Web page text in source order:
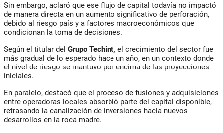
Sin embargo, aclaró que ese flujo de capital todavía no impactó
de manera directa en un aumento significativo de perforación,
debido al riesgo país y a factores macroeconómicos que
condicionan la toma de decisiones.
Según el titular del Grupo Techint, el crecimiento del sector fue
más gradual de lo esperado hace un año, en un contexto donde
el nivel de riesgo se mantuvo por encima de las proyecciones
iniciales.
En paralelo, destacó que el proceso de fusiones y adquisiciones
entre operadoras locales absorbió parte del capital disponible,
retrasando la canalización de inversiones hacia nuevos
desarrollos en la roca madre.